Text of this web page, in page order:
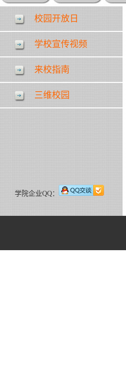
校园开放日
学校宣传视频
来校指南
三维校园
学院企业QQ：